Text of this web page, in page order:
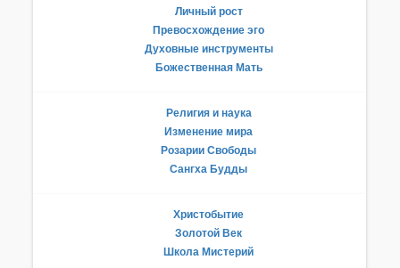
Личный рост
Превосхождение эго
Духовные инструменты
Божественная Мать
Религия и наука
Изменение мира
Розарии Свободы
Сангха Будды
Христобытие
Золотой Век
Школа Мистерий